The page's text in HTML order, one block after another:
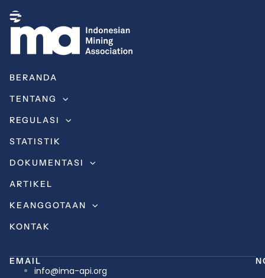
BERANDA
TENTANG
REGULASI
STATISTIK
DOKUMENTASI
ARTIKEL
KEANGGOTAAN
KONTAK
EMAIL
info@ima-api.org